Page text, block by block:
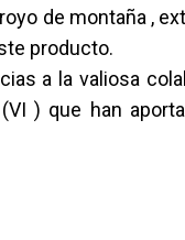
de montaña ,
producto.
a la valiosa
) que han